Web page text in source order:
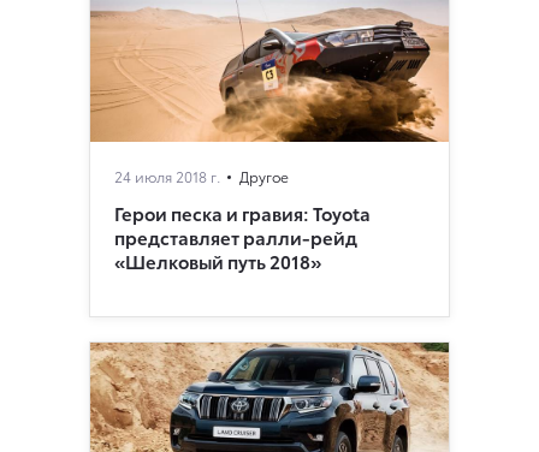
24 июля 2018 г. Другое
Герои песка и гравия: Toyota
представляет ралли-рейд
«Шелковый путь 2018»